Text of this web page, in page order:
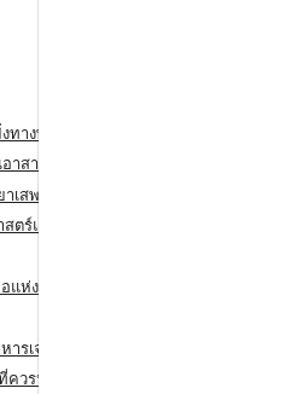
างพระพุทธศาสนา
าสาฬหบูชา
สพติดสากล
ตร์แห่งชาติ
ห่งชาติ
รเจ
วรปฏิบัติ